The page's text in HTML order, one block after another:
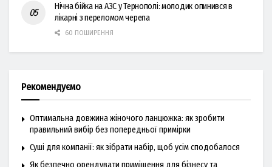
Нічна бійка на АЗС у Тернополі: молодик опинився в
лікарні з переломом черепа
60 ПОШИРЕННЯ
Рекомендуємо
Оптимальна довжина жіночого ланцюжка: як зробити
правильний вибір без попередньої примірки
Суші для компанії: як зібрати набір, щоб усім сподобалося
Як безпечно орендувати приміщення для бізнесу та